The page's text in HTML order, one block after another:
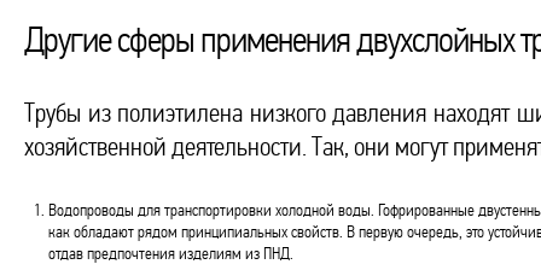
Другие сферы применения двухслойных
Трубы из полиэтилена низкого давления находят
хозяйственной деятельности. Так, они могут
Водопроводы для транспортировки холодной воды. Гофрированные
как обладают рядом принципиальных свойств. В первую очередь, это
отдав предпочтения изделиям из ПНД.